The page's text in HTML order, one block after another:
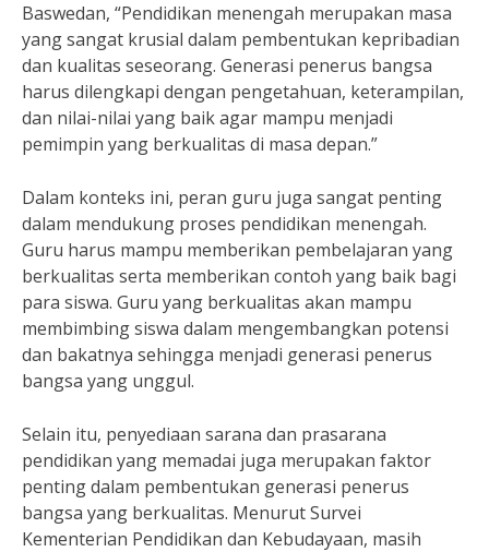
Baswedan, “Pendidikan menengah merupakan masa
yang sangat krusial dalam pembentukan kepribadian
dan kualitas seseorang. Generasi penerus bangsa
harus dilengkapi dengan pengetahuan, keterampilan,
dan nilai-nilai yang baik agar mampu menjadi
pemimpin yang berkualitas di masa depan.”
Dalam konteks ini, peran guru juga sangat penting
dalam mendukung proses pendidikan menengah.
Guru harus mampu memberikan pembelajaran yang
berkualitas serta memberikan contoh yang baik bagi
para siswa. Guru yang berkualitas akan mampu
membimbing siswa dalam mengembangkan potensi
dan bakatnya sehingga menjadi generasi penerus
bangsa yang unggul.
Selain itu, penyediaan sarana dan prasarana
pendidikan yang memadai juga merupakan faktor
penting dalam pembentukan generasi penerus
bangsa yang berkualitas. Menurut Survei
Kementerian Pendidikan dan Kebudayaan, masih